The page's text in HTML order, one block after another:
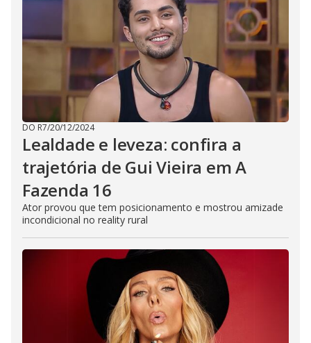
DO R7/20/12/2024
Lealdade e leveza: confira a
trajetória de Gui Vieira em A
Fazenda 16
Ator provou que tem posicionamento e mostrou amizade
incondicional no reality rural